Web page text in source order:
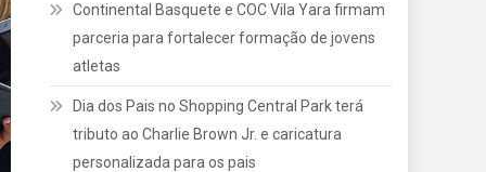
Continental Basquete e COC Vila Yara firmam
parceria para fortalecer formação de jovens
atletas
Dia dos Pais no Shopping Central Park terá
tributo ao Charlie Brown Jr. e caricatura
personalizada para os pais